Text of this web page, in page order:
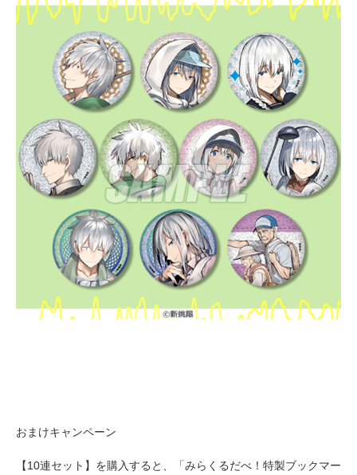
おまけキャンペーン
【10連セット】を購入すると、「みらくるだべ！特製ブックマー